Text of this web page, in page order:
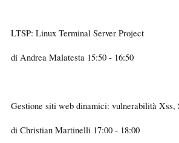
LTSP: Linux Terminal Server Project
di Andrea Malatesta 15:50 - 16:50
Gestione siti web dinamici: vulnerabilità Xss,
di Christian Martinelli 17:00 - 18:00